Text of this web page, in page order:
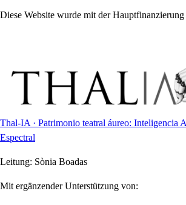
Diese Website wurde mit der
Thal-IA · Patrimonio teatral áureo: Inteligencia
Espectral
Leitung: Sònia Boadas
Mit ergänzender Unterstützung von: